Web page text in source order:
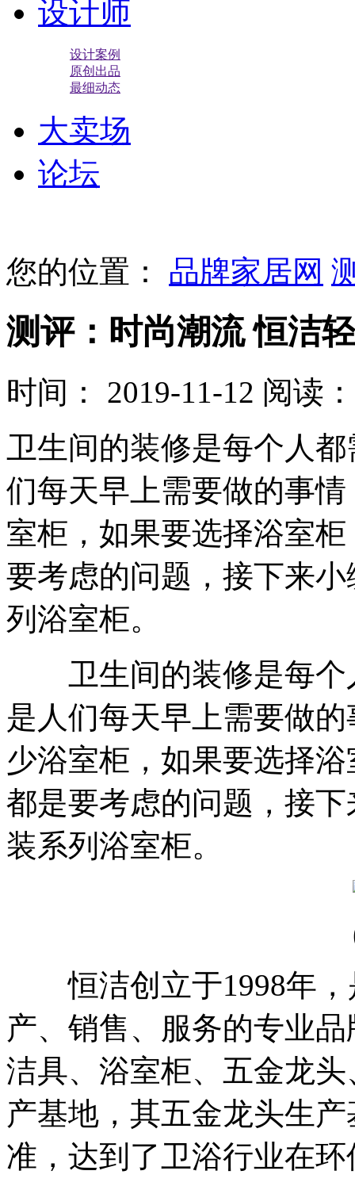
设计师
设计案例
原创出品
最细动态
大卖场
论坛
您的位置： 品牌家居网
测评：时尚潮流 恒洁
时间： 2019-11-12 阅读
卫生间的装修是每个人
们每天早上需要做的事
室柜，如果要选择浴室
要考虑的问题，接下来
列浴室柜。
卫生间的装修是每个
是人们每天早上需要做
少浴室柜，如果要选择
都是要考虑的问题，接
装系列浴室柜。
恒洁创立于1998年，
产、销售、服务的专业
洁具、浴室柜、五金龙
产基地，其五金龙头生
准，达到了卫浴行业在